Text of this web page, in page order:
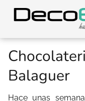
Balaguer
Hace unas